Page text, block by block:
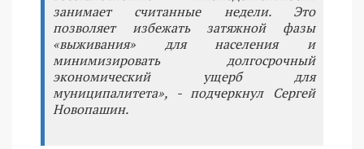
занимает считанные недели. Это
позволяет избежать затяжной фазы
«выживания» для населения и
минимизировать долгосрочный
экономический ущерб для
муниципалитета», - подчеркнул Сергей
Новопашин.